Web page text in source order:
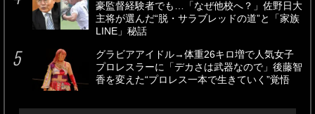
豪監督経験者でも…「なぜ他校へ？」佐野日大
主将が選んだ“脱・サラブレッドの道”と「家族
LINE」秘話
グラビアアイドル→体重26キロ増で人気女子
プロレスラーに「デカさは武器なので」後藤智
香を変えた“プロレス一本で生きていく”覚悟